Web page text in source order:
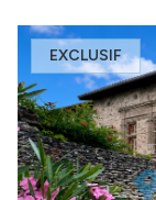
EXCLUSIF